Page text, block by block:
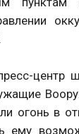
центр
огонь в
ему